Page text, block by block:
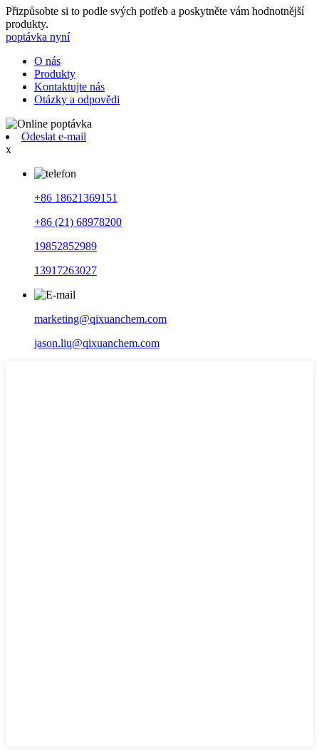
Přizpůsobte si to podle svých potřeb a poskytněte vám hodnotnější
produkty.
poptávka nyní
O nás
Produkty
Kontaktujte nás
Otázky a odpovědi
Odeslat e-mail
x
+86 18621369151
+86 (21) 68978200
19852852989
13917263027
marketing@qixuanchem.com
jason.liu@qixuanchem.com